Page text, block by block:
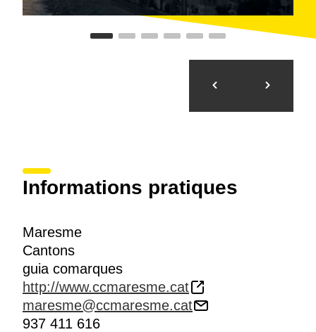
Informations pratiques
Maresme
Cantons
guia comarques
http://www.ccmaresme.cat
maresme@ccmaresme.cat
937 411 616